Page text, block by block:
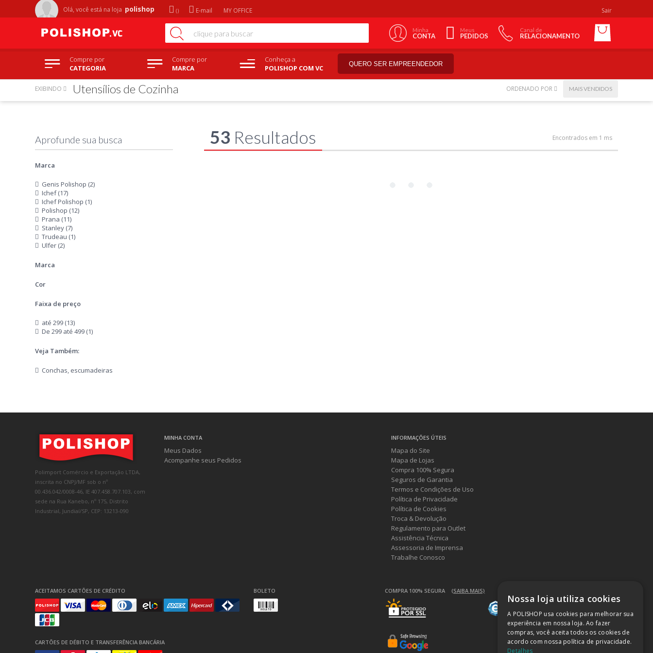
Olá, você está na loja polishop E-mail MY OFFICE Sair
Minha
CONTA
Meus
PEDIDOS
Canal de
RELACIONAMENTO
Compre por
CATEGORIA
Compre por
MARCA
Conheça a
POLISHOP COM VC
QUERO SER EMPREENDEDOR
Marca
Genis Polishop (2)
Ichef (17)
Ichef Polishop (1)
Polishop (12)
Prana (11)
Stanley (7)
Trudeau (1)
Ulfer (2)
Marca
Cor
Faixa de preço
até 299 (13)
De 299 até 499 (1)
Veja Também:
Conchas, escumadeiras
EXIBINDO Utensílios de Cozinha ORDENADO POR MAIS VENDIDOS
53 Resultados Encontrados em 1 ms
Polimport Comércio e Exportação LTDA,
inscrita no CNPJ/MF sob o nº
00.436.042/0008-46, IE 407.458.707.103, com
sede na Rua Kanebo, nº 175, Distrito
Industrial, Jundiaí/SP, CEP: 13213-090
MINHA CONTA
Meus Dados
Acompanhe seus Pedidos
INFORMAÇÕES ÚTEIS
Mapa do Site
Mapa de Lojas
Compra 100% Segura
Seguros de Garantia
Termos e Condições de Uso
Política de Privacidade
Política de Cookies
Troca & Devolução
Regulamento para Outlet
Assistência Técnica
Assessoria de Imprensa
Trabalhe Conosco
ACEITAMOS CARTÕES DE CRÉDITO
CARTÕES DE DÉBITO E TRANSFERÊNCIA BANCÁRIA
BOLETO COMPRA 100% SEGURA (SAIBA MAIS)
Nossa loja utiliza cookies
A POLISHOP usa cookies para melhorar sua
experiência em nossa loja. Ao fazer
compras, você aceita todos os cookies de
acordo com nossa política de privacidade.
Detalhes